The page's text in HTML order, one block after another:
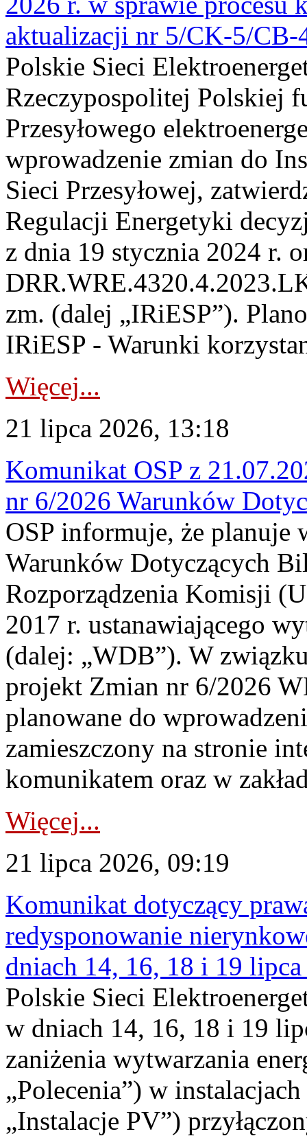
aktualizacji nr 5/CK-5/CB-
Polskie Sieci
Rzeczypospolitej Polskiej
Przesyłowego
wprowadzenie zmian do
Sieci Przesyłowej,
Regulacji Energetyki
z dnia 19 stycznia 2024 r.
zm. (dalej „IRiESP”).
IRiESP - Warunki
Więcej...
21 lipca 2026, 13:18
Komunikat OSP z
nr 6/2026 Warunków
OSP informuje, że planuje
Warunków Dotyczących
Rozporządzenia Komisji
2017 r. ustanawiającego
(dalej: „WDB”). W
projekt Zmian nr 6/2026
planowane do
zamieszczony na stronie
komunikatem oraz w
Więcej...
21 lipca 2026, 09:19
Komunikat dotyczący
redysponowanie
dniach 14, 16, 18 i 19
Polskie Sieci
w dniach 14, 16, 18 i 19
zaniżenia wytwarzania
„Polecenia”) w
„Instalacje PV”)